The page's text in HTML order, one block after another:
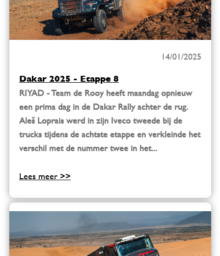
14/01/2025
Dakar 2025 - Etappe 8
RIYAD - Team de Rooy heeft maandag opnieuw
een prima dag in de Dakar Rally achter de rug.
Aleš Loprais werd in zijn Iveco tweede bij de
trucks tijdens de achtste etappe en verkleinde het
verschil met de nummer twee in het...
Lees meer >>